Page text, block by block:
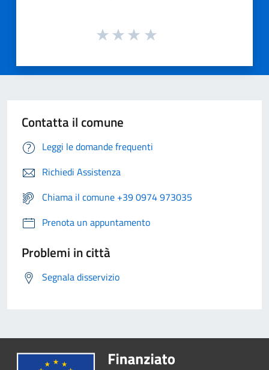
Contatta il comune
Leggi le domande frequenti
Richiedi Assistenza
Chiama il comune +39 0974 973035
Prenota un appuntamento
Problemi in città
Segnala disservizio